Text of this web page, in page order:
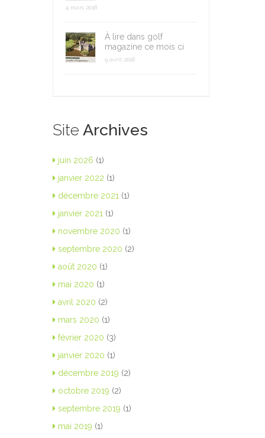
4 mars 2018
À lire dans golf
magazine ce mois ci
9 avril 2018
Site Archives
juin 2026 (1)
janvier 2022 (1)
décembre 2021 (1)
janvier 2021 (1)
novembre 2020 (1)
septembre 2020 (2)
août 2020 (1)
mai 2020 (1)
avril 2020 (2)
mars 2020 (1)
février 2020 (3)
janvier 2020 (1)
décembre 2019 (2)
octobre 2019 (2)
septembre 2019 (1)
mai 2019 (1)